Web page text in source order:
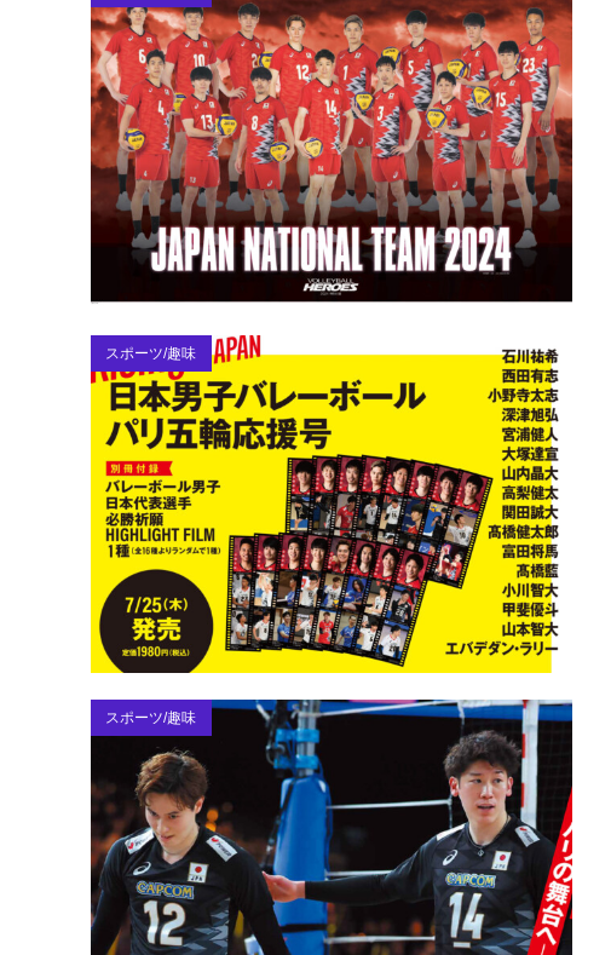
スポーツ/趣味
スポーツ/趣味